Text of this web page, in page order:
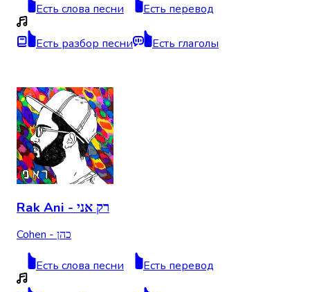
Есть слова песни Есть перевод
Есть разбор песни Есть глаголы
Rak Ani - רק אני
Cohen - כהן
Есть слова песни Есть перевод